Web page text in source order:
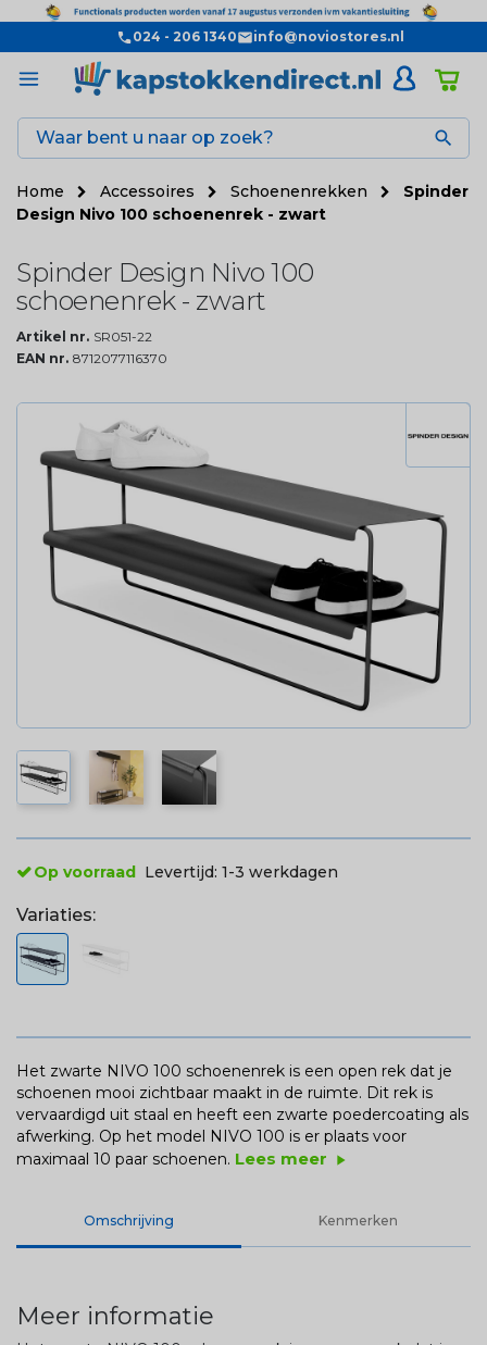
024 - 206 1340 info@noviostores.nl

Home Accessoires Schoenenrekken
Spinder
Design Nivo 100 schoenenrek - zwart
Spinder Design Nivo 100
schoenenrek - zwart
Artikel nr. SR051-22
EAN nr. 8712077116370
Op voorraad Levertijd: 1-3 werkdagen
Variaties:
Het zwarte NIVO 100 schoenenrek is een open rek dat je
schoenen mooi zichtbaar maakt in de ruimte. Dit rek is
vervaardigd uit staal en heeft een zwarte poedercoating als
afwerking. Op het model NIVO 100 is er plaats voor
maximaal 10 paar schoenen. Lees meer play_arrow
Omschrijving Kenmerken
Meer informatie